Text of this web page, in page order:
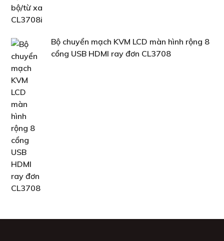
Bộ chuyển mạch KVM LCD màn hình rộng 8
cổng USB HDMI ray đơn CL3708